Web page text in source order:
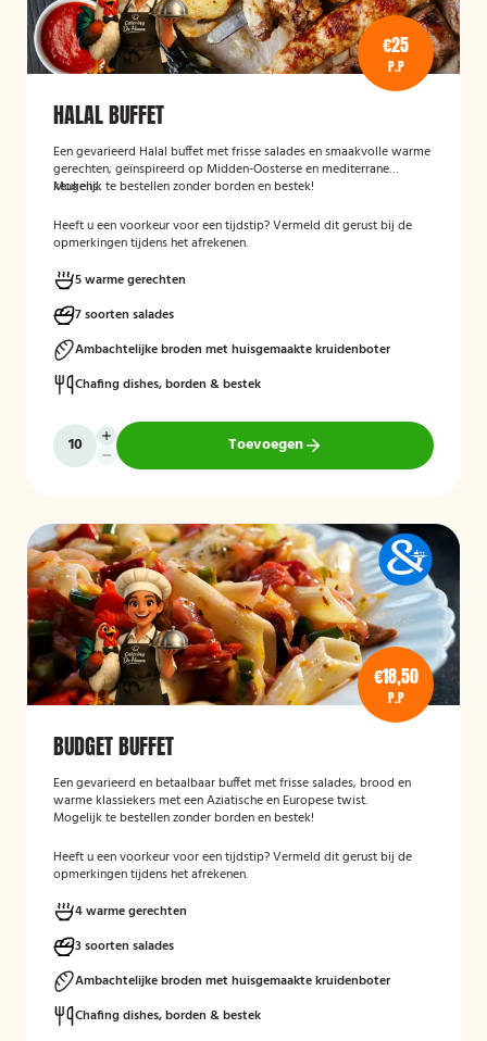
€25
P.P
HALAL BUFFET
Een gevarieerd Halal buffet met frisse salades en smaakvolle warme
gerechten, geïnspireerd op Midden-Oosterse en mediterrane
keukens.
Mogelijk te bestellen zonder borden en bestek!
Heeft u een voorkeur voor een tijdstip? Vermeld dit gerust bij de
opmerkingen tijdens het afrekenen.
5 warme gerechten
7 soorten salades
Ambachtelijke broden met huisgemaakte kruidenboter
Chafing dishes, borden & bestek
Toevoegen
€18,50
P.P
BUDGET BUFFET
Een gevarieerd en betaalbaar buffet met frisse salades, brood en
warme klassiekers met een Aziatische en Europese twist.
Mogelijk te bestellen zonder borden en bestek!
Heeft u een voorkeur voor een tijdstip? Vermeld dit gerust bij de
opmerkingen tijdens het afrekenen.
4 warme gerechten
3 soorten salades
Ambachtelijke broden met huisgemaakte kruidenboter
Chafing dishes, borden & bestek